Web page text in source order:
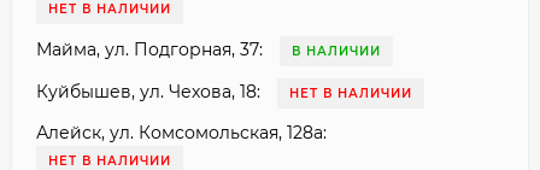
НЕТ В НАЛИЧИИ
Майма, ул. Подгорная, 37: В НАЛИЧИИ
Куйбышев, ул. Чехова, 18: НЕТ В НАЛИЧИИ
Алейск, ул. Комсомольская, 128а:
НЕТ В НАЛИЧИИ